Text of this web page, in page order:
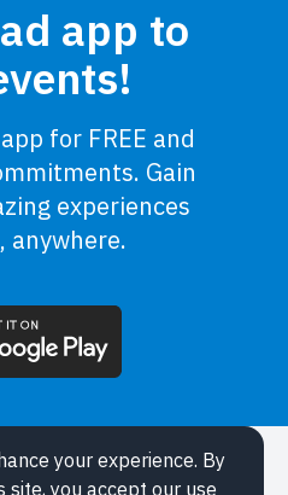
app to
for FREE and
Gain
experiences
anywhere.
your experience. By
site, you accept our use